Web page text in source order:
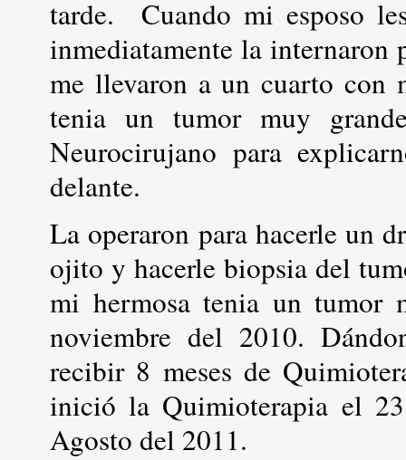
tarde. Cuando mi esposo
inmediatamente la
me llevaron a un cuarto con
tenia un tumor muy
Neurocirujano para
delante.
La operaron para hacerle un
ojito y hacerle biopsia del
mi hermosa tenia un
noviembre del 2010.
recibir 8 meses de
inició la Quimioterapia el
Agosto del 2011.